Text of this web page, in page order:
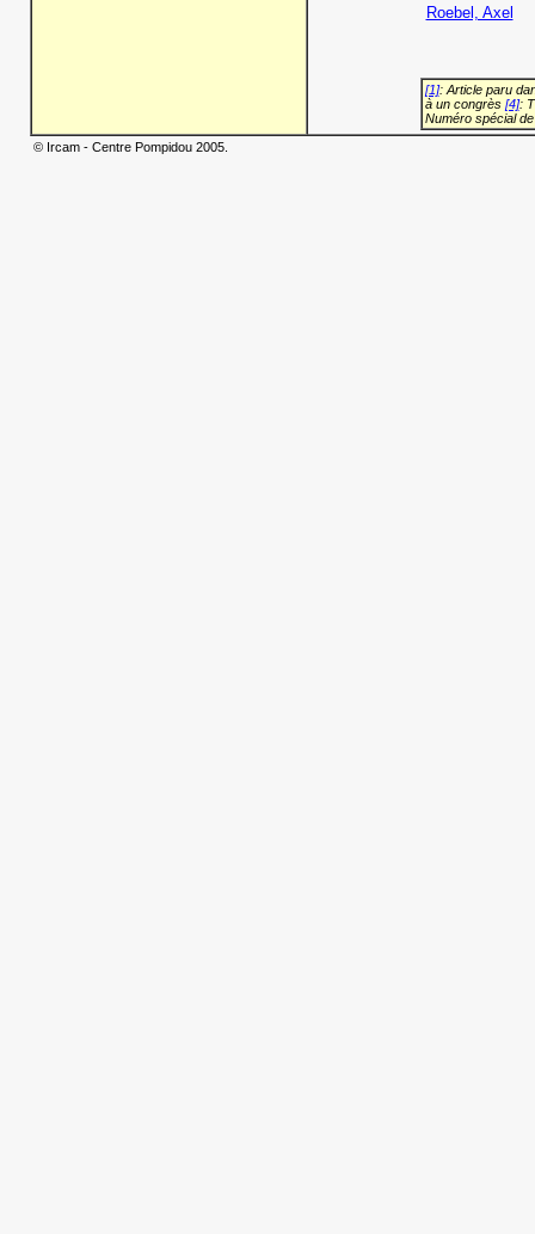
Roebel, Axel
[1]: Article paru
à un congrès [4]:
Numéro spécial
© Ircam - Centre Pompidou 2005.